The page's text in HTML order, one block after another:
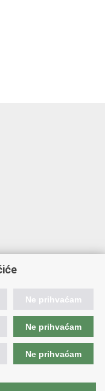
nadležnosti
Ne prihvaćam
Ne prihvaćam
Ne prihvaćam